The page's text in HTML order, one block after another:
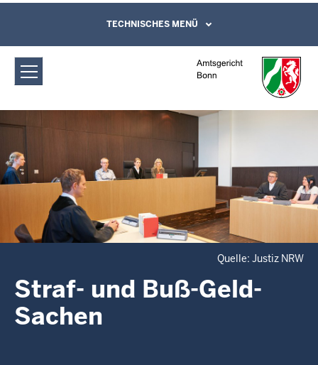
Amtsgericht Bonn: Straf- und Buß-
Geld-Sachen
Direkt zum Inhalt
Leichte Sprache, Gebärdensprachenvideo
und Kontaktformular
TECHNISCHES MENÜ
Quelle: Justiz NRW
Straf- und Buß-Geld-
Sachen